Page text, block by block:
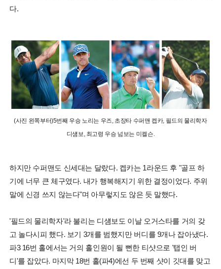
다.
(사진 왼쪽부터)5번째 우승 노리는 우즈, 초장타 수퍼맨 켑카, 필드의 물리학자
디섐보, 최고령 우승 넘보는 미켈슨.
하지만 수퍼맨도 신세대는 달랐다. 켑카는 1라운드 후 "골프 하
기에 너무 큰 체구였다. 내가 행복해지기 위한 결정이었다. 주위
말에 신경 쓰지 않는다"며 아무렇지도 않은 듯 말했다.
'필드의 물리학자'라 불리는 디섐보도 이날 오거스타를 거의 갖
고 놀다시피 했다. 보기 3개를 범했지만 버디를 9개나 잡아냈다.
파3 16번 홀에서는 거의 홀인원이 될 뻔한 티샷으로 '탭인 버
디'를 잡았다. 마지막 18번 홀(파4)에선 두 번째 샷이 깃대를 맞고